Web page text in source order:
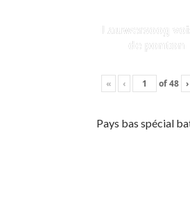
Lauwersoog
de ponton
« ‹ of48 ›
Pays bas spécial